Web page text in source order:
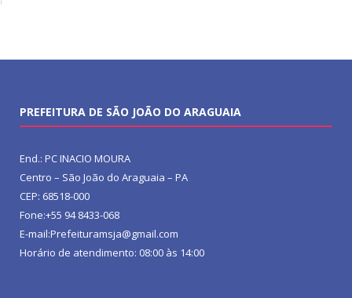
PREFEITURA DE SÃO JOÃO DO ARAGUAIA
End.: PC INACIO MOURA
Centro – São João do Araguaia – PA
CEP: 68518-000
Fone:+55 94 8433-068
E-mail:Prefeituramsja@gmail.com
Horário de atendimento: 08:00 às 14:00